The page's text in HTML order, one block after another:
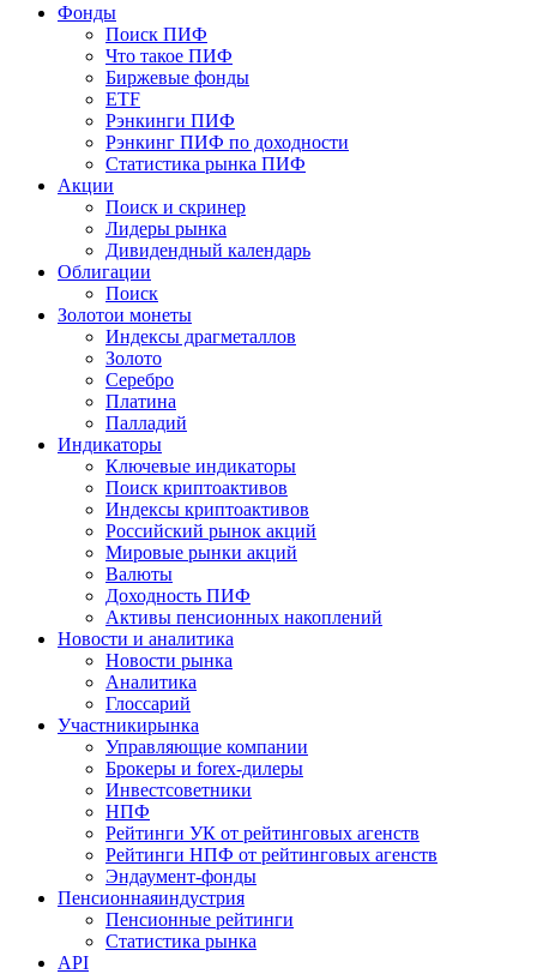
Фонды
Поиск ПИФ
Что такое ПИФ
Биржевые фонды
ETF
Рэнкинги ПИФ
Рэнкинг ПИФ по доходности
Статистика рынка ПИФ
Акции
Поиск и скринер
Лидеры рынка
Дивидендный календарь
Облигации
Поиск
Золотои монеты
Индексы драгметаллов
Золото
Серебро
Платина
Палладий
Индикаторы
Ключевые индикаторы
Поиск криптоактивов
Индексы криптоактивов
Российский рынок акций
Мировые рынки акций
Валюты
Доходность ПИФ
Активы пенсионных накоплений
Новости и аналитика
Новости рынка
Аналитика
Глоссарий
Участникирынка
Управляющие компании
Брокеры и forex-дилеры
Инвестсоветники
НПФ
Рейтинги УК от рейтинговых агенств
Рейтинги НПФ от рейтинговых агенств
Эндаумент-фонды
Пенсионнаяиндустрия
Пенсионные рейтинги
Статистика рынка
API